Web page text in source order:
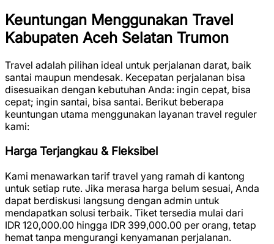
Keuntungan Menggunakan Travel
Kabupaten Aceh Selatan Trumon
Travel adalah pilihan ideal untuk perjalanan darat, baik
santai maupun mendesak. Kecepatan perjalanan bisa
disesuaikan dengan kebutuhan Anda: ingin cepat, bisa
cepat; ingin santai, bisa santai. Berikut beberapa
keuntungan utama menggunakan layanan travel reguler
kami:
Harga Terjangkau & Fleksibel
Kami menawarkan tarif travel yang ramah di kantong
untuk setiap rute. Jika merasa harga belum sesuai, Anda
dapat berdiskusi langsung dengan admin untuk
mendapatkan solusi terbaik. Tiket tersedia mulai dari
IDR 120,000.00 hingga IDR 399,000.00 per orang, tetap
hemat tanpa mengurangi kenyamanan perjalanan.